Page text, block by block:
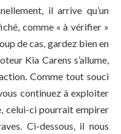
il arrive qu’un
comme « à vérifier »
de cas, gardez bien en
Kia Carens s’allume,
Comme tout souci
continuez à exploiter
celui-ci pourrait empirer
Ci-dessous, il nous